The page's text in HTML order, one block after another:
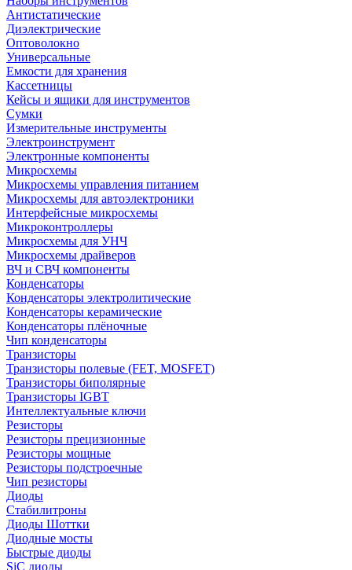
Антистатические
Диэлектрические
Оптоволокно
Универсальные
Емкости для хранения
Кассетницы
Кейсы и ящики для инструментов
Сумки
Измерительные инструменты
Электроинструмент
Электронные компоненты
Микросхемы
Микросхемы управления питанием
Микросхемы для автоэлектроники
Интерфейсные микросхемы
Микроконтроллеры
Микросхемы для УНЧ
Микросхемы драйверов
ВЧ и СВЧ компоненты
Конденсаторы
Конденсаторы электролитические
Конденсаторы керамические
Конденсаторы плёночные
Чип конденсаторы
Транзисторы
Транзисторы полевые (FET, MOSFET)
Транзисторы биполярные
Транзисторы IGBT
Интеллектуальные ключи
Резисторы
Резисторы прецизионные
Резисторы мощные
Резисторы подстроечные
Чип резисторы
Диоды
Стабилитроны
Диоды Шоттки
Диодные мосты
Быстрые диоды
SiC диоды